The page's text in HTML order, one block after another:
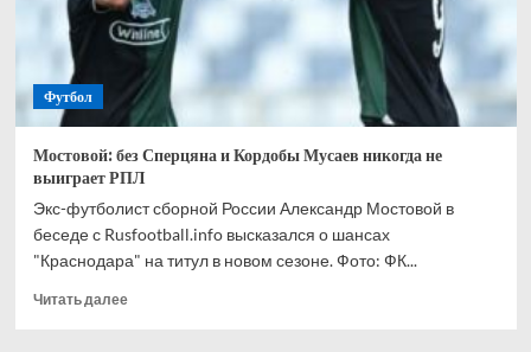
матче
Канада
Марокко
Футбол
Мостовой: без Сперцяна и Кордобы Мусаев никогда не
выиграет РПЛ
Экс-футболист сборной России Александр Мостовой в
беседе с Rusfootball.info высказался о шансах
"Краснодара" на титул в новом сезоне. Фото: ФК...
Читать далееПрочитать